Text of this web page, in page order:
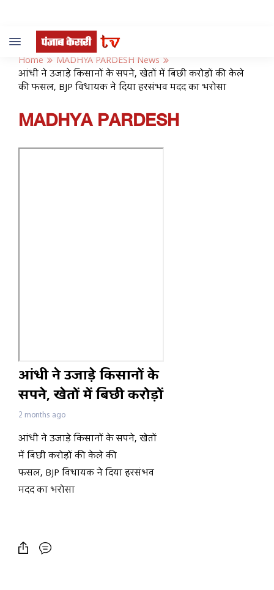
Toggle
navigation
Home
MADHYA PARDESH News
आंधी ने उजाड़े किसानों के सपने, खेतों में बिछी करोड़ों की केले
की फसल, BJP विधायक ने दिया हरसंभव मदद का भरोसा
MADHYA PARDESH
आंधी ने उजाड़े किसानों के
सपने, खेतों में बिछी करोड़ों
की केले की फसल, BJP
विधायक ने दिया हरसंभव
मदद का भरोसा
2 months ago
आंधी ने उजाड़े किसानों के सपने, खेतों
में बिछी करोड़ों की केले की
फसल, BJP विधायक ने दिया हरसंभव
मदद का भरोसा